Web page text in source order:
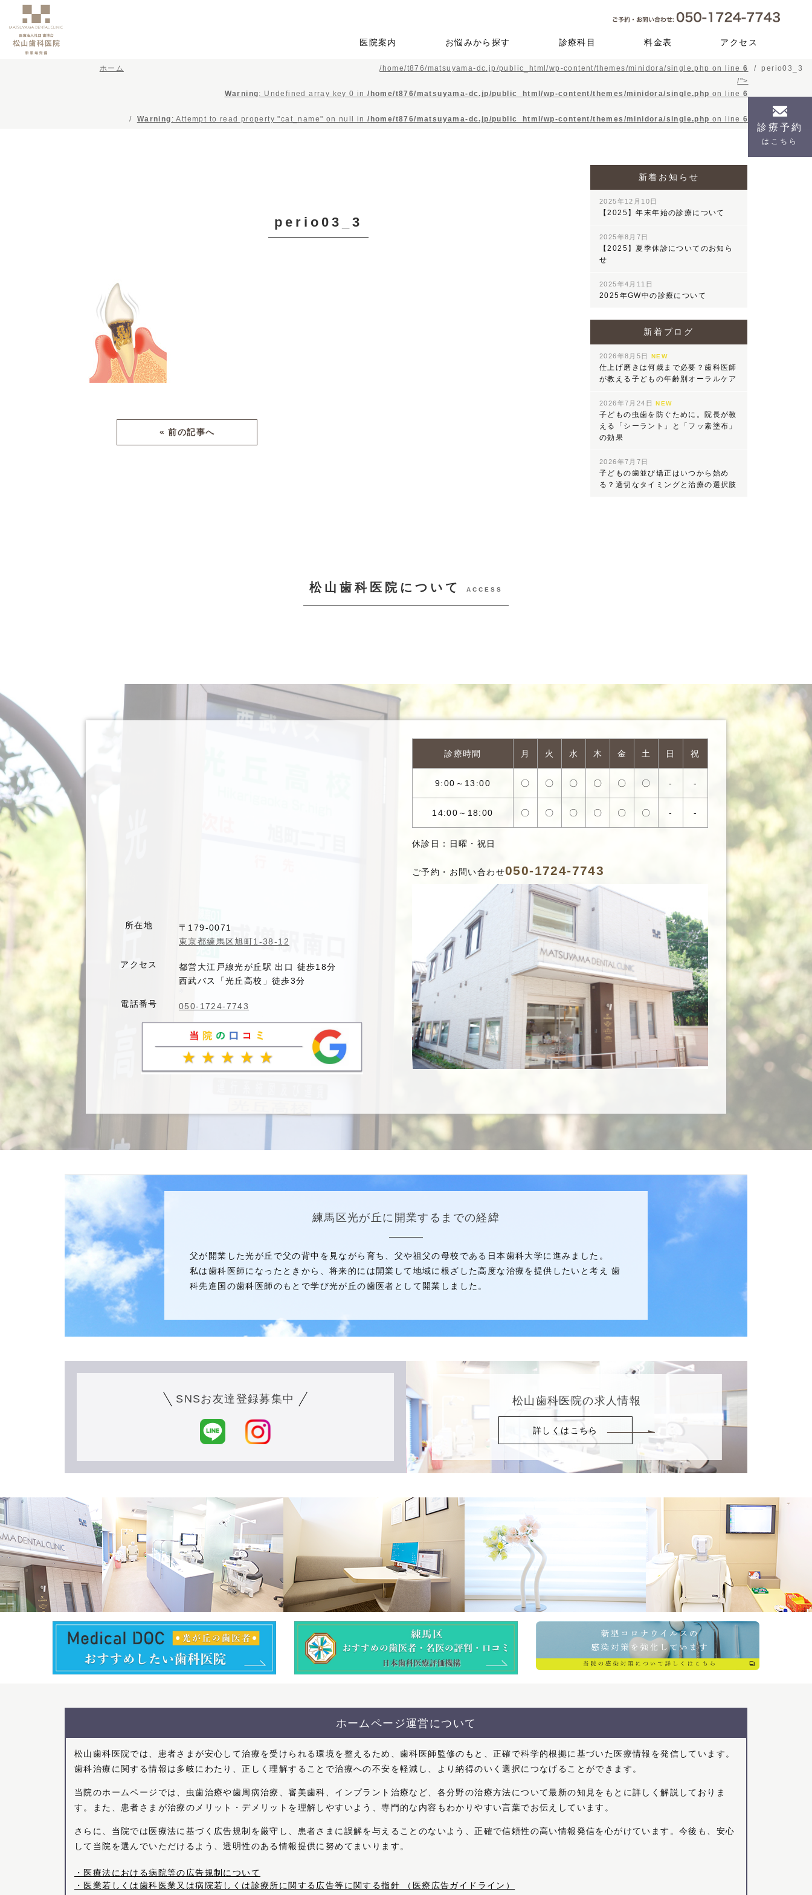
医院案内
当院の特徴
初めての方へ
スタッフ紹介
院内ツアー
お悩みから探す
歯の掃除をしたい・検査
歯が痛い・しみる
歯が疼く・激痛がする
歯茎から血が出る
銀歯が嫌だ・歯を白くし
即日で白い歯を入れたい
親知らずが痛い・抜いて
自分の歯のようにしっか
歯をうしなってしまった
子供の治療をしてほし
歯並びが気になる
顎が痛い
自宅で治療を受けたい
診療科目
予防メインテナン
虫歯治療
根管治療
歯周病
審美歯科
セレック
口腔外科（親知ら
インプラント
入れ歯
小児歯科
矯正歯科
顎関節症
訪問歯科
料金表 アクセス
診療予約
はこちら
ホーム /home/t876/matsuyama-dc.jp/public_html/wp-content/themes/minidora/single.php on line6
/">
Warning: Undefined array key 0 in/home/t876/matsuyama-dc.jp/public_html/wp-content/themes/minidora/single.php on line6
Warning : Attempt to read property "cat_name" on null in/home/t876/matsuyama-dc.jp/public_html/wp-content/themes/minidora/single.php on line6
perio03_3
perio03_3
« 前の記事へ
新着お知らせ
2025年12月10日
【2025】年末年始の診療について
2025年8月7日
【2025】夏季休診についてのお知ら
せ
2025年4月11日
2025年GW中の診療について
新着ブログ
2026年8月5日NEW
仕上げ磨きは何歳まで必要？歯科医師
が教える子どもの年齢別オーラルケア
2026年7月24日NEW
子どもの虫歯を防ぐために。院長が教
える「シーラント」と「フッ素塗布」
の効果
2026年7月7日
子どもの歯並び矯正はいつから始め
る？適切なタイミングと治療の選択肢
松山歯科医院について ACCESS
所在地
〒179-0071
東京都練馬区旭町1-38-12
アクセス 都営大江戸線光が丘駅出口 徒歩18分
西武バス「光丘高校」徒歩3分
電話番号 050-1724-7743
診療時間 月 火 水 木 金 土 日 祝
9:00～13:00 〇 〇 〇 〇 〇 〇 - -
14:00～18:00 〇 〇 〇 〇 〇 〇 - -
休診日：日曜・祝日
ご予約・お問い合わせ050-1724-7743
練馬区光が丘に開業するまでの経緯
父が開業した光が丘で父の背中を見ながら育ち、父や祖父の母校である日本歯科大学に進みました。
私は歯科医師になったときから、将来的には開業して地域に根ざした高度な治療を提供したいと考え 歯
科先進国の歯科医師のもとで学び光が丘の歯医者として開業しました。
SNSお友達登録募集中 松山歯科医院の求人情報
詳しくはこちら
ホームページ運営について
松山歯科医院では、患者さまが安心して治療を受けられる環境を整えるため、歯科医師監修のもと、正確で科学的根拠に基づいた医療情報を発信しています。
歯科治療に関する情報は多岐にわたり、正しく理解することで治療への不安を軽減し、より納得のいく選択につなげることができます。
当院のホームページでは、虫歯治療や歯周病治療、審美歯科、インプラント治療など、各分野の治療方法について最新の知見をもとに詳しく解説しておりま
す。また、患者さまが治療のメリット・デメリットを理解しやすいよう、専門的な内容もわかりやすい言葉でお伝えしています。
さらに、当院では医療法に基づく広告規制を厳守し、患者さまに誤解を与えることのないよう、正確で信頼性の高い情報発信を心がけています。今後も、安心
して当院を選んでいただけるよう、透明性のある情報提供に努めてまいります。
・医療法における病院等の広告規制について
・医業若しくは歯科医業又は病院若しくは診療所に関する広告等に関する指針 （医療広告ガイドライン）